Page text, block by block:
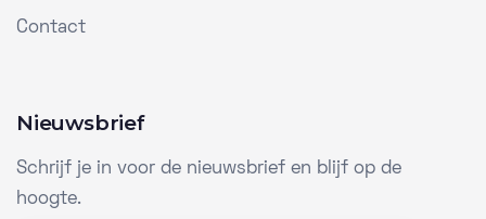
Contact
Nieuwsbrief
Schrijf je in voor de nieuwsbrief en blijf op de
hoogte.